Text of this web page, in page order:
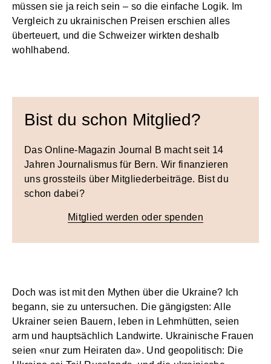
müssen sie ja reich sein – so die einfache Logik. Im
Vergleich zu ukrainischen Preisen erschien alles
überteuert, und die Schweizer wirkten deshalb
wohlhabend.
Bist du schon Mitglied?
Das Online-Magazin Journal B macht seit 14
Jahren Journalismus für Bern. Wir finanzieren
uns grossteils über Mitgliederbeiträge. Bist du
schon dabei?
Mitglied werden oder spenden
Doch was ist mit den Mythen über die Ukraine? Ich
begann, sie zu untersuchen. Die gängigsten: Alle
Ukrainer seien Bauern, leben in Lehmhütten, seien
arm und hauptsächlich Landwirte. Ukrainische Frauen
seien «nur zum Heiraten da». Und geopolitisch: Die